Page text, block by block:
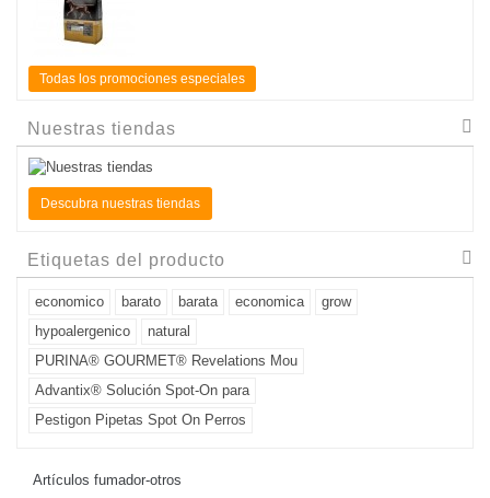
Todas los promociones especiales
Nuestras tiendas
Descubra nuestras tiendas
Etiquetas del producto
economico barato barata economica
grow
hypoalergenico
natural
PURINA® GOURMET® Revelations Mou
Advantix® Solución Spot-On para
Pestigon Pipetas Spot On Perros
Artículos fumador-otros